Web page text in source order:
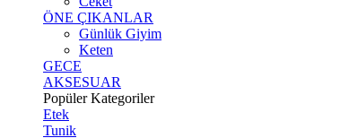
ÖNE ÇIKANLAR
Günlük Giyim
Keten
GECE
AKSESUAR
Popüler Kategoriler
Etek
Tunik